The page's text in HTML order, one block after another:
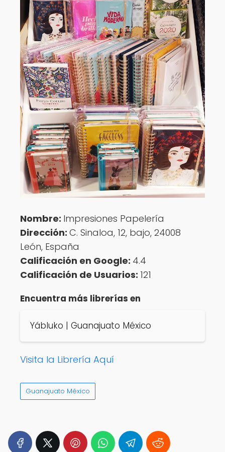
Nombre: Impresiones Papelería
Dirección: C. Sinaloa, 12, bajo, 24008
León, España
Calificación en Google: 4.4
Calificación de Usuarios: 121
Encuentra más librerías en
Yábluko | Guanajuato México
Visita la Librería Aquí
Guanajuato México